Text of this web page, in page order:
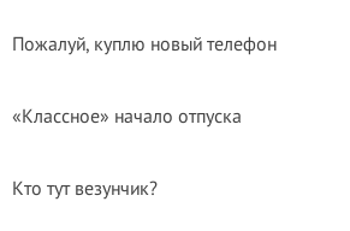
Пожалуй, куплю новый телефон
«Классное» начало отпуска
Кто тут везунчик?